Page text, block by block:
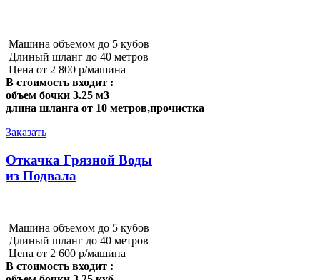
Машина объемом до 5 кубов
Длиный шланг до 40 метров
Цена от 2 800 р/машина
В стоимость входит :
объем бочки 3.25 м3
длина шланга от 10 метров,прочистка
Заказать
Откачка Грязной Воды
из Подвала
Машина объемом до 5 кубов
Длиный шланг до 40 метров
Цена от 2 600 р/машина
В стоимость входит :